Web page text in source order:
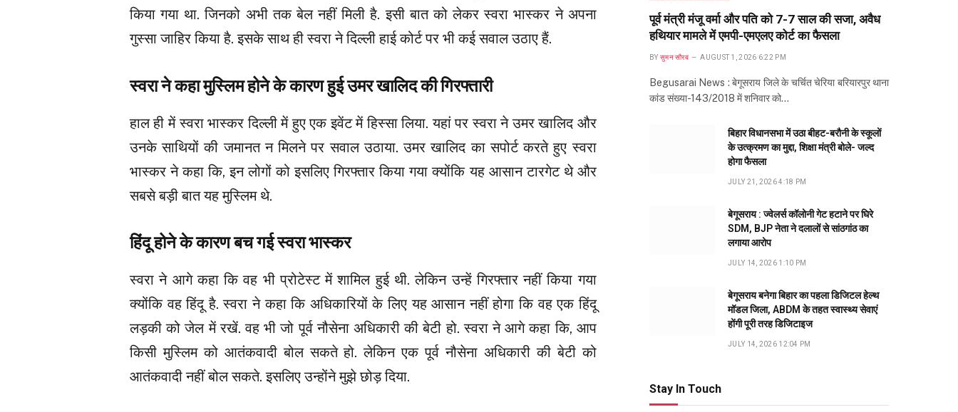
किया गया था. जिनको अभी तक बेल नहीं मिली है. इसी बात को लेकर स्वरा भास्कर ने अपना
गुस्सा जाहिर किया है. इसके साथ ही स्वरा ने दिल्ली हाई कोर्ट पर भी कई सवाल उठाए हैं.
स्वरा ने कहा मुस्लिम होने के कारण हुई उमर खालिद की गिरफ्तारी
हाल ही में स्वरा भास्कर दिल्ली में हुए एक इवेंट में हिस्सा लिया. यहां पर स्वरा ने उमर खालिद और
उनके साथियों की जमानत न मिलने पर सवाल उठाया. उमर खालिद का सपोर्ट करते हुए स्वरा
भास्कर ने कहा कि, इन लोगों को इसलिए गिरफ्तार किया गया क्योंकि यह आसान टारगेट थे और
सबसे बड़ी बात यह मुस्लिम थे.
हिंदू होने के कारण बच गई स्वरा भास्कर
स्वरा ने आगे कहा कि वह भी प्रोटेस्ट में शामिल हुई थी. लेकिन उन्हें गिरफ्तार नहीं किया गया
क्योंकि वह हिंदू है. स्वरा ने कहा कि अधिकारियों के लिए यह आसान नहीं होगा कि वह एक हिंदू
लड़की को जेल में रखें. वह भी जो पूर्व नौसेना अधिकारी की बेटी हो. स्वरा ने आगे कहा कि, आप
किसी मुस्लिम को आतंकवादी बोल सकते हो. लेकिन एक पूर्व नौसेना अधिकारी की बेटी को
आतंकवादी नहीं बोल सकते. इसलिए उन्होंने मुझे छोड़ दिया.
पूर्व मंत्री मंजू वर्मा और पति को 7-7 साल की सजा, अवैध
हथियार मामले में एमपी-एमएलए कोर्ट का फैसला
BY सुमन सौरब AUGUST 1, 2026 6:22 PM
Begusarai News : बेगूसराय जिले के चर्चित चेरिया बरियारपुर थाना
कांड संख्या-143/2018 में शनिवार को…
बिहार विधानसभा में उठा बीहट-बरौनी के स्कूलों
के उत्क्रमण का मुद्दा, शिक्षा मंत्री बोले- जल्द
होगा फैसला
JULY 21, 2026 4:18 PM
बेगूसराय : ज्वेलर्स कॉलोनी गेट हटाने पर घिरे
SDM, BJP नेता ने दलालों से सांठगांठ का
लगाया आरोप
JULY 14, 2026 1:10 PM
बेगूसराय बनेगा बिहार का पहला डिजिटल हेल्थ
मॉडल जिला, ABDM के तहत स्वास्थ्य सेवाएं
होंगी पूरी तरह डिजिटाइज
JULY 14, 2026 12:04 PM
Stay In Touch